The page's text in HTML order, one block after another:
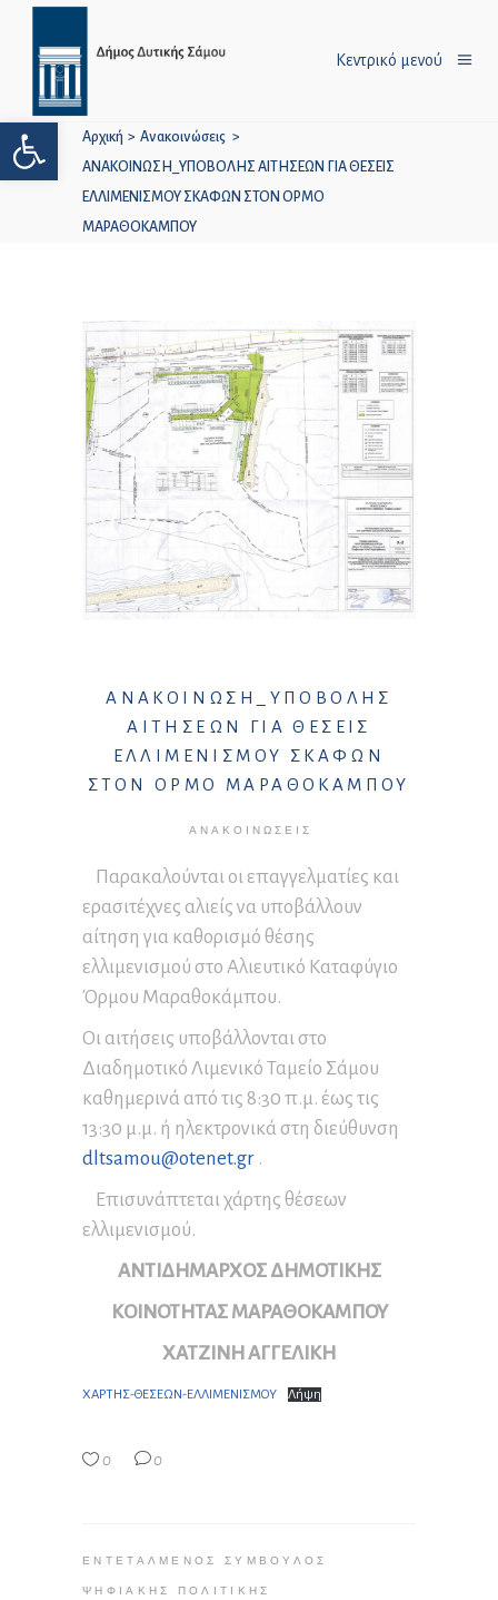
Ανοίξτε τη γραμμή εργαλείων
Κεντρικό μενού
Αρχική > Ανακοινώσεις >
ΑΝΑΚΟΙΝΩΣΗ_ΥΠΟΒΟΛΗΣ ΑΙΤΗΣΕΩΝ ΓΙΑ ΘΕΣΕΙΣ
ΕΛΛΙΜΕΝΙΣΜΟΥ ΣΚΑΦΩΝ ΣΤΟΝ ΟΡΜΟ
ΜΑΡΑΘΟΚΑΜΠΟΥ
ΑΝΑΚΟΙΝΩΣΗ_ΥΠΟΒΟΛΗΣ
ΑΙΤΗΣΕΩΝ ΓΙΑ ΘΕΣΕΙΣ
ΕΛΛΙΜΕΝΙΣΜΟΥ ΣΚΑΦΩΝ
ΣΤΟΝ ΟΡΜΟ ΜΑΡΑΘΟΚΑΜΠΟΥ
ΑΝΑΚΟΙΝΏΣΕΙΣ
Παρακαλούνται οι επαγγελματίες και
ερασιτέχνες αλιείς να υποβάλλουν
αίτηση για καθορισμό θέσης
ελλιμενισμού στο Αλιευτικό Καταφύγιο
Όρμου Μαραθοκάμπου.
Οι αιτήσεις υποβάλλονται στο
Διαδημοτικό Λιμενικό Ταμείο Σάμου
καθημερινά από τις 8:30 π.μ. έως τις
13:30 μ.μ. ή ηλεκτρονικά στη διεύθυνση
dltsamou@otenet.gr .
Επισυνάπτεται χάρτης θέσεων
ελλιμενισμού.
ΑΝΤΙΔΗΜΑΡΧΟΣ ΔΗΜΟΤΙΚΗΣ
ΚΟΙΝΟΤΗΤΑΣ ΜΑΡΑΘΟΚΑΜΠΟΥ
ΧΑΤΖΙΝΗ ΑΓΓΕΛΙΚΗ
ΧΑΡΤΗΣ-ΘΕΣΕΩΝ-ΕΛΛΙΜΕΝΙΣΜΟΥ Λήψη
0 0
ΕΝΤΕΤΑΛΜΈΝΟΣ ΣΎΜΒΟΥΛΟΣ
ΨΗΦΙΑΚΉΣ ΠΟΛΙΤΙΚΉΣ